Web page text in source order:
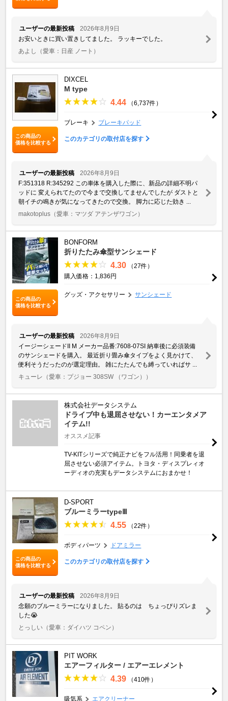
ユーザーの最新投稿
2026年8月9日
お安いときに買い置きしてました。 ラッキーでした。
あよし
（愛車：日産 ノート）
この商品の
価格を比較する
DIXCEL
M type
4.44 （6,737件）
ブレーキ ブレーキパッド
このカテゴリの取付店を探す
ユーザーの最新投稿
2026年8月9日
F:351318 R:345292 この車体を購入した際に、新品の詳細不明パ
ッドに 変えられてたので今まで交換してませんでしたが ダストと
朝イチの鳴きが気になってきたので交換。 脚力に応じた効き ...
makotoplus （愛車：マツダ アテンザワゴン）
この商品の
価格を比較する
BONFORM
折りたたみ傘型サンシェード
4.30
（27件）
購入価格：1,836円
グッズ・アクセサリー サンシェード
ユーザーの最新投稿
2026年8月9日
イージーシェードII M メーカー品番:7608-07SI 納車後に必須装備
のサンシェードを購入。 最近折り畳み傘タイプをよく見かけて、
便利そうだったのが選定理由。 雑にたたんでも縛っていればサ ...
キューレ （愛車：プジョー 308SW （ワゴン））
株式会社データシステム
ドライブ中も退屈させない！カーエンタメア
イテム!!
オススメ記事
TV-KITシリーズで純正ナビをフル活用！同乗者を退
屈させない必須アイテム。トヨタ・ディスプレィオ
ーディオの充実もデータシステムにおまかせ！
この商品の
価格を比較する
D-SPORT
ブルーミラーtypeⅢ
4.55 （22件）
ボディパーツ ドアミラー
このカテゴリの取付店を探す
ユーザーの最新投稿
2026年8月9日
念願のブルーミラーになりました。 貼るのは ちょっぴりズレま
した😭
とっしい （愛車：ダイハツ コペン）
PIT WORK
エアーフィルター / エアーエレメント
4.39 （410件）
吸気系 エアクリーナー